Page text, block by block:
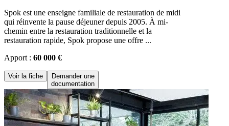
Spok est une enseigne familiale de restauration de midi
qui réinvente la pause déjeuner depuis 2005. À mi-
chemin entre la restauration traditionnelle et la
restauration rapide, Spok propose une offre ...
Apport : 60 000 €
Voir la fiche
Demander une
documentation